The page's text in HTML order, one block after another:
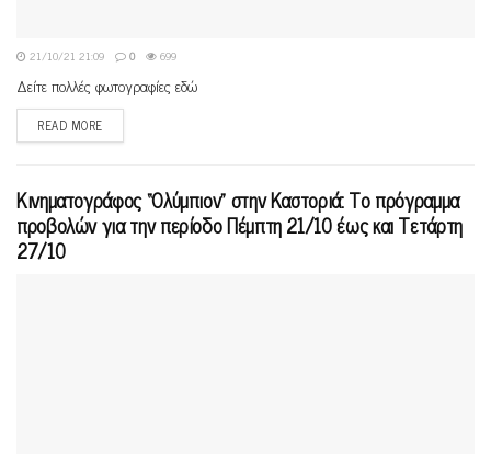
21/10/21 21:09 0 699
Δείτε πολλές φωτογραφίες εδώ
READ MORE
Κινηματογράφος “Ολύμπιον” στην Καστοριά: Το πρόγραμμα
προβολών για την περίοδο Πέμπτη 21/10 έως και Τετάρτη
27/10